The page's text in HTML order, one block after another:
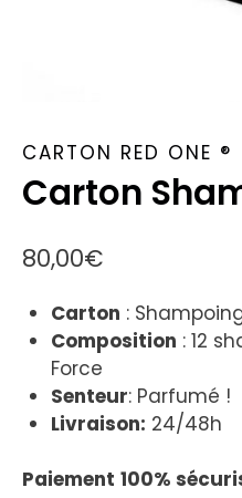
CARTON RED ONE ®
Carton
80,00€
Carton :
Composition : 12
Force
Senteur: Parfumé !
Livraison: 24/48h
Paiement 100%